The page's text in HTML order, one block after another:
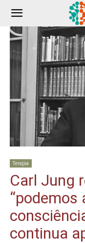
Terapia
Carl Jung
“podemos
continua